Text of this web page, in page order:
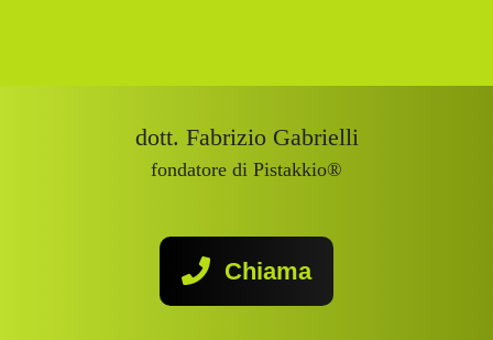
dott. Fabrizio Gabrielli
fondatore di Pistakkio®
Chiama